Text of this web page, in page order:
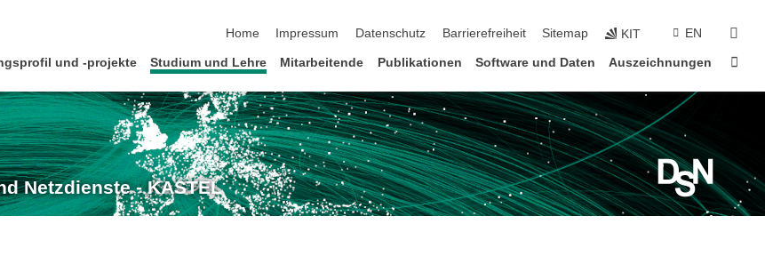
Home
Impressum Datenschutz Barrierefreiheit Sitemap KIT EN
und -projekte Studium und Lehre Mitarbeitende Publikationen Software und Daten Auszeichnungen
Netzdienste - KASTEL